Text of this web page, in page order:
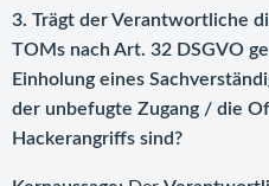
3. Trägt der Verantwortliche
TOMs nach Art. 32 DSGVO
Einholung eines
der unbefugte Zugang / die
Hackerangriffs sind?